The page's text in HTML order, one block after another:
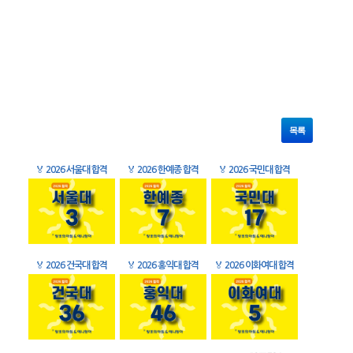
목록
🏅 2026 서울대 합격 🏅 2026 한예종 합격 🏅 2026 국민대 합격
🏅 2026 건국대 합격 🏅 2026 홍익대 합격 🏅 2026 이화여대 합격